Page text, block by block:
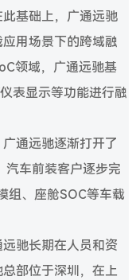
基础上，广通远驰
用场景下的跨域融
领域，广通远驰基
表显示等功能进行融
通远驰逐渐打开了
汽车前装客户逐步完
组、座舱SOC等车载
驰长期在人员和资
部位于深圳，在上